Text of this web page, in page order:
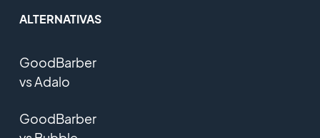
ALTERNATIVAS
GoodBarber
vs Adalo
GoodBarber